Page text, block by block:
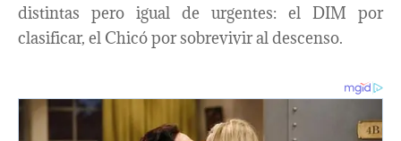
distintas pero igual de urgentes: el DIM por
clasificar, el Chicó por sobrevivir al descenso.​​​​​​​​​​​​​​​​